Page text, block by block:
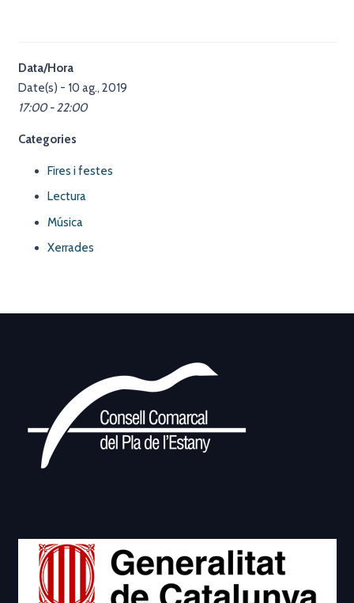
Data/Hora
Date(s) - 10 ag., 2019
17:00 - 22:00
Categories
Fires i festes
Lectura
Música
Xerrades